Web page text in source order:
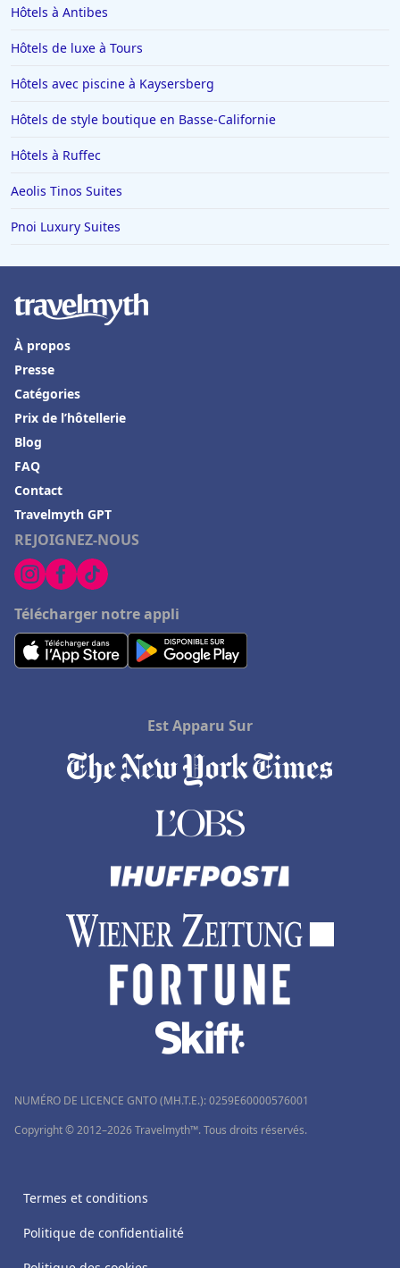
Hôtels à Antibes
Hôtels de luxe à Tours
Hôtels avec piscine à Kaysersberg
Hôtels de style boutique en Basse-Californie
Hôtels à Ruffec
Aeolis Tinos Suites
Pnoi Luxury Suites
REJOIGNEZ-NOUS
Télécharger notre appli
À propos
Presse
Catégories
Prix de l’hôtellerie
Blog
FAQ
Contact
Travelmyth GPT
Est Apparu Sur
NUMÉRO DE LICENCE GNTO (MH.T.E.): 0259Ε60000576001
Copyright © 2012–2026 Travelmyth™. Tous droits réservés.
Termes et conditions
Politique de confidentialité